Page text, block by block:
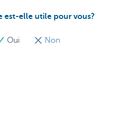
est-elle utile pour vous?
Oui Non